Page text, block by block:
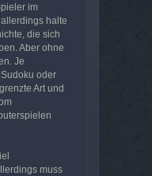
im
halte
die sich
Aber ohne
Je
oder
Art und
muss